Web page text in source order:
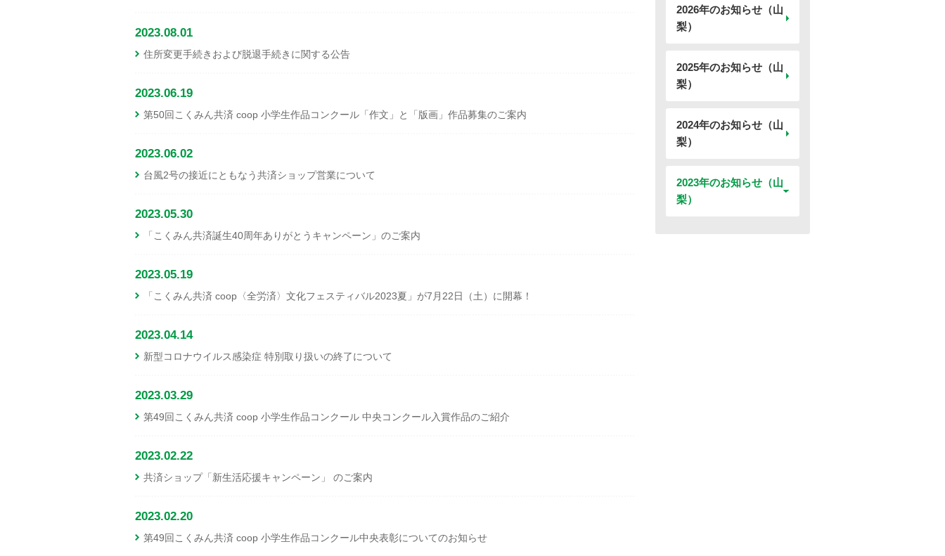
2026年のお知らせ（山
梨）
2025年のお知らせ（山
梨）
2024年のお知らせ（山
梨）
2023年のお知らせ（山
梨）
2023.08.01
住所変更手続きおよび脱退手続きに関する公告
2023.06.19
第50回こくみん共済 coop 小学生作品コンクール「作文」と「版画」作品募集のご案内
2023.06.02
台風2号の接近にともなう共済ショップ営業について
2023.05.30
「こくみん共済誕生40周年ありがとうキャンペーン」のご案内
2023.05.19
「こくみん共済 coop〈全労済〉文化フェスティバル2023夏」が7月22日（土）に開幕！
2023.04.14
新型コロナウイルス感染症 特別取り扱いの終了について
2023.03.29
第49回こくみん共済 coop 小学生作品コンクール 中央コンクール入賞作品のご紹介
2023.02.22
共済ショップ「新生活応援キャンペーン」 のご案内
2023.02.20
第49回こくみん共済 coop 小学生作品コンクール中央表彰についてのお知らせ